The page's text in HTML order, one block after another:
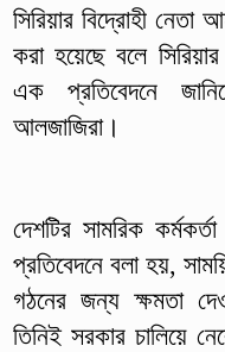
সিরিয়ার বিদ্রোহী নেতা
করা হয়েছে বলে সিরিয়ার
এক প্রতিবেদনে
আলজাজিরা।
দেশটির সামরিক
প্রতিবেদনে বলা হয়,
গঠনের জন্য ক্ষমতা
তিনিই সরকার চালিয়ে